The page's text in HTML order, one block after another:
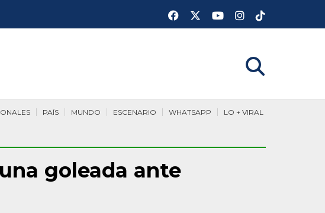
LO + VIRAL
WHATSAPP
ESCENARIO
MUNDO
PAÍS
goleada ante